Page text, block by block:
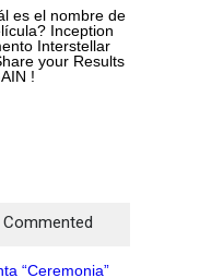
es el nombre de
Inception
Interstellar
your Results
!
Commented